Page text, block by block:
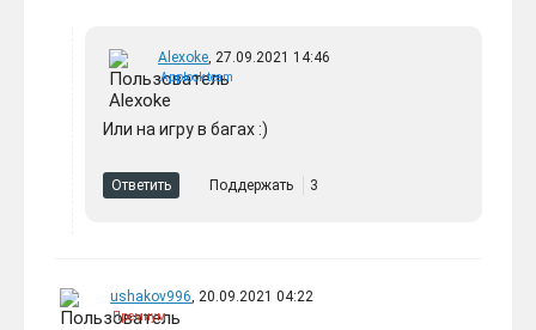
Alexoke, 27.09.2021 14:46
Applook team
Или на игру в багах :)
Ответить Поддержать 3
ushakov996, 20.09.2021 04:22
Премиум